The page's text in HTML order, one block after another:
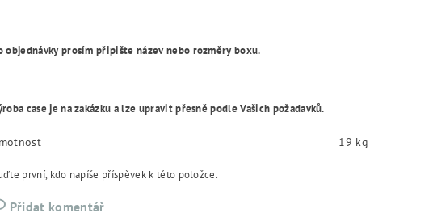
objednávky prosím připište název nebo rozměry boxu.
case je na zakázku a lze upravit přesně podle Vašich požadavků.
19 kg
první, kdo napíše příspěvek k této položce.
Přidat komentář